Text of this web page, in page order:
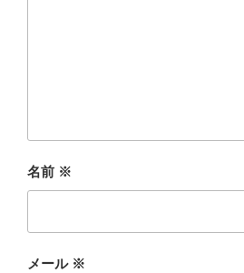
名前 ※
メール ※